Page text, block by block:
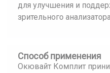
для улучшения и
зрительного
Способ применения
Окювайт Комплит